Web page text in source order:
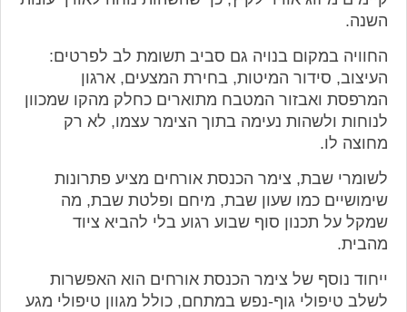
השנה.
החוויה במקום בנויה גם סביב תשומת לב לפרטים:
העיצוב, סידור המיטות, בחירת המצעים, ארגון
המרפסת ואבזור המטבח מתוארים כחלק מהקו שמכוון
לנוחות ולשהות נעימה בתוך הצימר עצמו, לא רק
מחוצה לו.
לשומרי שבת, צימר הכנסת אורחים מציע פתרונות
שימושיים כמו שעון שבת, מיחם ופלטת שבת, מה
שמקל על תכנון סוף שבוע רגוע בלי להביא ציוד
מהבית.
ייחוד נוסף של צימר הכנסת אורחים הוא האפשרות
לשלב טיפולי גוף-נפש במתחם, כולל מגוון טיפולי מגע